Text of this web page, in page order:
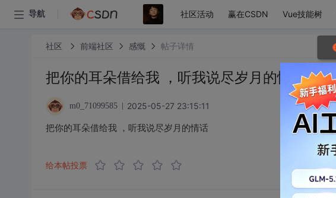
导航 社区活动 赢在CSDN Vue技能树
社区 前端社区 感慨 帖子详情
把你的耳朵借给我 ，听我说尽岁月的情话
m0_71099585 2025-05-27 23:15:11
把你的耳朵借给我 ，听我说尽岁月的情话
给本帖投票